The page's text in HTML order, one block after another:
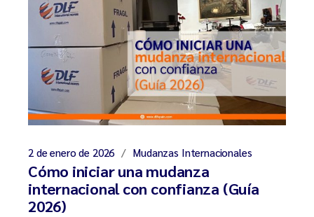
2 de enero de 2026 Mudanzas Internacionales
Cómo iniciar una mudanza
internacional con confianza (Guía
2026)